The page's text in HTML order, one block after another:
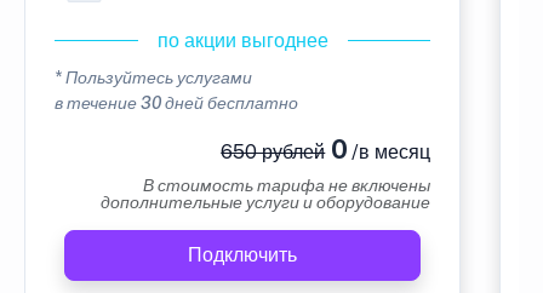
по акции выгоднее
* Пользуйтесь услугами
в течение 30 дней бесплатно
650 рублей0 /в месяц
В стоимость тарифа не включены
дополнительные услуги и оборудование
Подключить